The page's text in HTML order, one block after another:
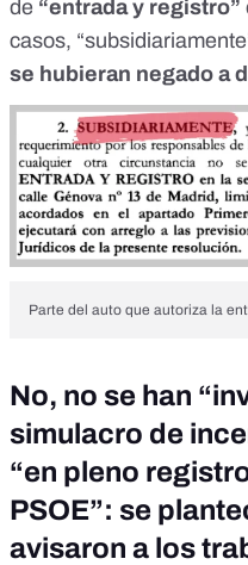
de “entrada y registro”
casos,
se hubieran negado a
Parte del auto que autoriza la
No, no se han
simulacro de
“en pleno
PSOE”: se
avisaron a los